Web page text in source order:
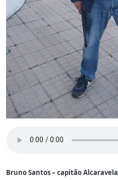
Bruno Santos – capitão Alcaravela